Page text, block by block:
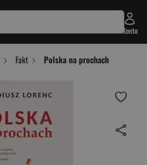
Konto
Fakt Polska na prochach